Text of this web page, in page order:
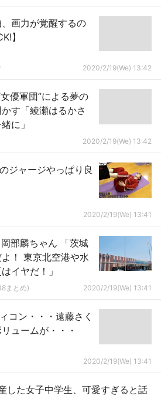
画力が覚醒するの
】
2020/2/19(We) 13:42
優軍団”による夢の
す「綾瀬はるかさ
に」
2020/2/19(We) 13:42
ジャージやっぱり良
2020/2/19(We) 13:41
部麟ちゃん 「茨城
！ 東京北空港や水
イヤだ！」
まとめ) 2020/2/19(We) 13:41
コン・・・遠藤さく
ュームが・・・
2020/2/19(We) 13:41
した女子中学生、可愛すぎると話